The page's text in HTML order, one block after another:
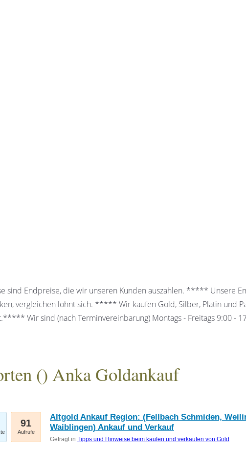
sind Endpreise, die wir unseren Kunden auszahlen. ***** Unsere
vergleichen lohnt sich. ***** Wir kaufen Gold, Silber, Platin und
Wir sind (nach Terminvereinbarung) Montags - Freitags 9:00 -
() Anka Goldankauf
91
Aufrufe
Altgold Ankauf Region: (Fellbach Schmiden,
Waiblingen) Ankauf und Verkauf
Gefragt in Tipps und Hinweise beim kaufen und verkaufen von Gold